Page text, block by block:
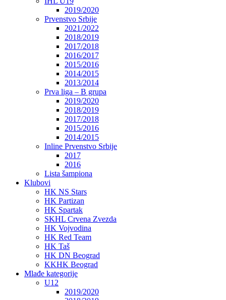
2019/2020
Prvenstvo Srbije
2021/2022
2018/2019
2017/2018
2016/2017
2015/2016
2014/2015
2013/2014
Prva liga – B grupa
2019/2020
2018/2019
2017/2018
2015/2016
2014/2015
Inline Prvenstvo Srbije
2017
2016
Lista šampiona
Klubovi
HK NS Stars
HK Partizan
HK Spartak
SKHL Crvena Zvezda
HK Vojvodina
HK Red Team
HK Taš
HK DN Beograd
KKHK Beograd
Mlađe kategorije
U12
2019/2020